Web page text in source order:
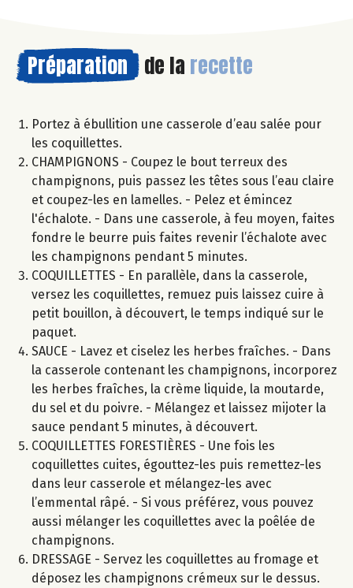
Préparation de la recette
Portez à ébullition une casserole d’eau salée pour
les coquillettes.
CHAMPIGNONS - Coupez le bout terreux des
champignons, puis passez les têtes sous l’eau claire
et coupez-les en lamelles. - Pelez et émincez
l'échalote. - Dans une casserole, à feu moyen, faites
fondre le beurre puis faites revenir l’échalote avec
les champignons pendant 5 minutes.
COQUILLETTES - En parallèle, dans la casserole,
versez les coquillettes, remuez puis laissez cuire à
petit bouillon, à découvert, le temps indiqué sur le
paquet.
SAUCE - Lavez et ciselez les herbes fraîches. - Dans
la casserole contenant les champignons, incorporez
les herbes fraîches, la crème liquide, la moutarde,
du sel et du poivre. - Mélangez et laissez mijoter la
sauce pendant 5 minutes, à découvert.
COQUILLETTES FORESTIÈRES - Une fois les
coquillettes cuites, égouttez-les puis remettez-les
dans leur casserole et mélangez-les avec
l’emmental râpé. - Si vous préférez, vous pouvez
aussi mélanger les coquillettes avec la poêlée de
champignons.
DRESSAGE - Servez les coquillettes au fromage et
déposez les champignons crémeux sur le dessus.